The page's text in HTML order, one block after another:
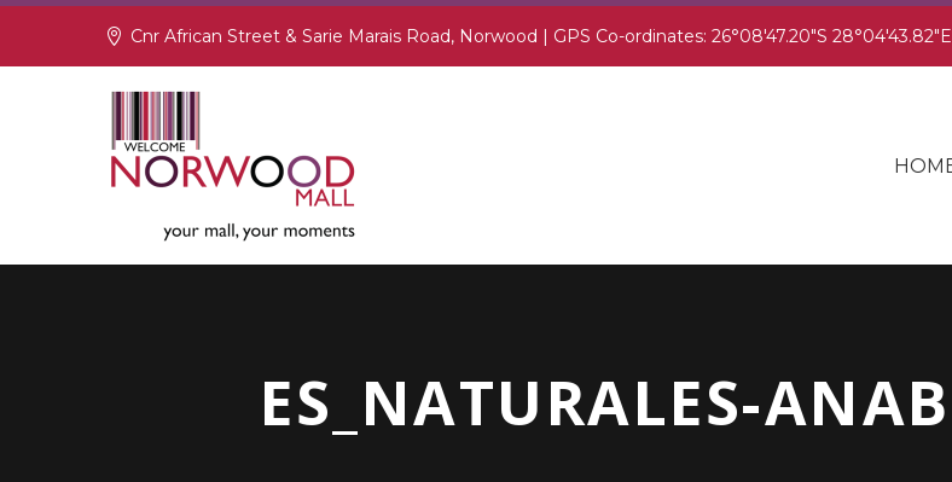
Cnr African Street & Sarie Marais Road, Norwood | GPS Co-ordinates: 26°08'47.20"S 28°04'43.82"E
ES_NATURALES-